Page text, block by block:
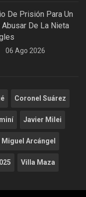
De Prisión Para Un
De La Nieta
06 Ago 2026
Coronel Suárez
Javier Milei
Miguel Arcángel
Villa Maza